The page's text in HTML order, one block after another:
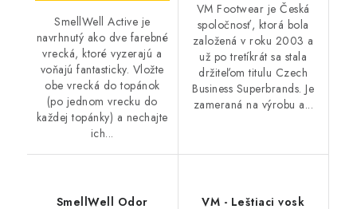
SmellWell Active je
navrhnutý ako dve farebné
vrecká, ktoré vyzerajú a
voňajú fantasticky. Vložte
obe vrecká do topánok
(po jednom vrecku do
každej topánky) a nechajte
ich...
VM Footwear je Česká
spoločnosť, ktorá bola
založená v roku 2003 a
už po tretíkrát sa stala
držiteľom titulu Czech
Business Superbrands. Je
zameraná na výrobu a...
SmellWell Odor
VM - Leštiaci vosk